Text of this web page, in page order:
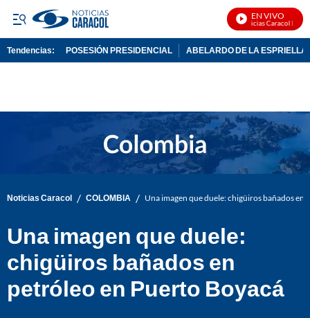
EN VIVO
Noticias Caracol En
Tendencias: POSESIÓN PRESIDENCIAL ABELARDO DE LA ESPRIELLA
Noticias Caracol / COLOMBIA / Una imagen que duele: chigüiros bañados en
Una imagen que duele:
chigüiros bañados en
petróleo en Puerto Boyacá